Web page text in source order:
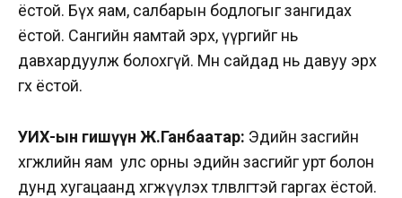
ёстой. Бүх яам, салбарын бодлогыг зангидах
ёстой. Сангийн яамтай эрх, үүргийг нь
давхардуулж болохгүй. Мөн сайдад нь давуу эрх
өгөх ёстой.
УИХ-ын гишүүн Ж.Ганбаатар: Эдийн засгийн
хөгжлийн яам улс орны эдийн засгийг урт болон
дунд хугацаанд хөгжүүлэх төлөвлөгөөтэй гаргах ёстой.